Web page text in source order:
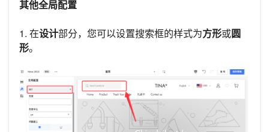
其他全局配置
1. 在设计部分，您可以设置搜索框的样式为方形或圆
形。